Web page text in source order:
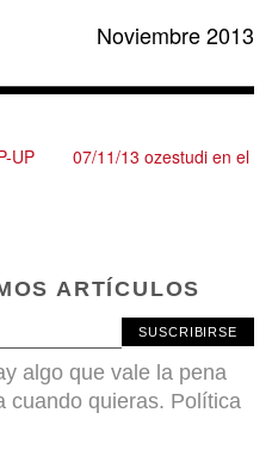
Noviembre 2013
UP
07/11/13 ozestudi en el
ARTÍCULOS
SUSCRIBIRSE
algo que vale la pena
cuando quieras. Política